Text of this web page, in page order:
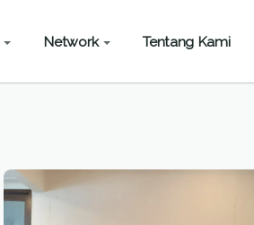
Network Tentang Kami